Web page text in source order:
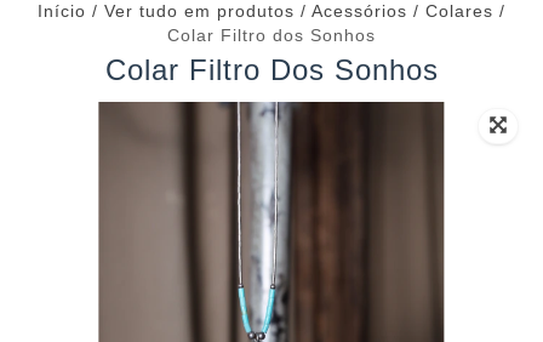
Início / Ver tudo em produtos / Acessórios / Colares /
Colar Filtro dos Sonhos
Colar Filtro Dos Sonhos